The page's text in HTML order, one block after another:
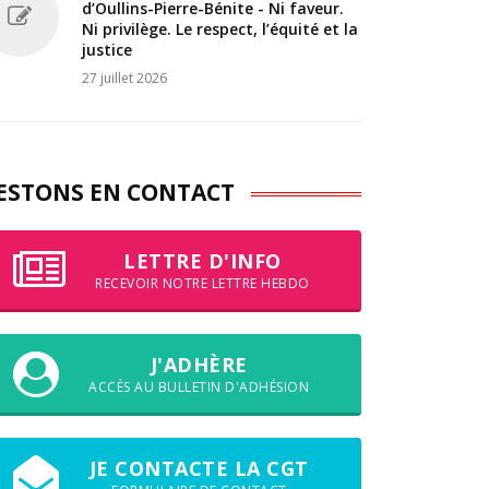
d’Oullins-Pierre-Bénite - Ni faveur.
Ni privilège. Le respect, l’équité et la
justice
27 juillet 2026
EN CONTACT
LETTRE D'INFO
RECEVOIR NOTRE LETTRE HEBDO
J'ADHÈRE
ACCÈS AU BULLETIN D'ADHÉSION
JE CONTACTE LA CGT